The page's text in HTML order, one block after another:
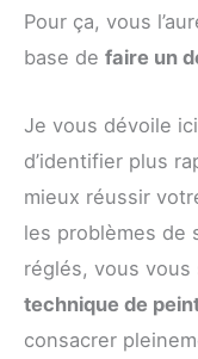
Pour ça, vous
base de faire un
Je vous dévoile
d’identifier plus
mieux réussir
les problèmes de
réglés, vous
technique de
consacrer